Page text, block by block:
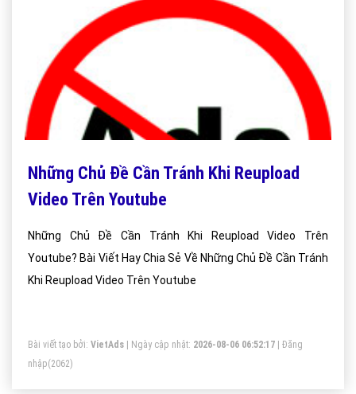
Những Chủ Đề Cần Tránh Khi Reupload
Video Trên Youtube
Những Chủ Đề Cần Tránh Khi Reupload Video Trên
Youtube? Bài Viết Hay Chia Sẻ Về Những Chủ Đề Cần Tránh
Khi Reupload Video Trên Youtube
Bài viết tạo bởi: VietAds | Ngày cập nhật: 2026-08-06 06:52:17
Đăng
nhập(2062)